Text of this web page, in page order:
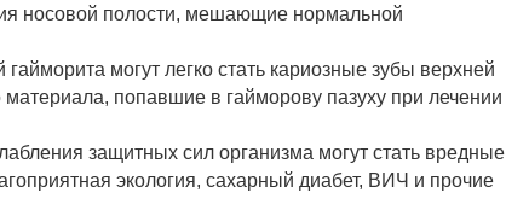
носовой полости, мешающие нормальной
могут легко стать кариозные зубы верхней
попавшие в гайморову пазуху при лечении
защитных сил организма могут стать вредные
экология, сахарный диабет, ВИЧ и прочие